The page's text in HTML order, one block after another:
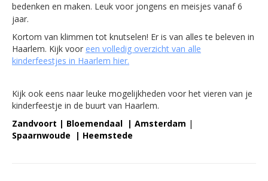
bedenken en maken. Leuk voor jongens en meisjes vanaf 6
jaar.
Kortom van klimmen tot knutselen! Er is van alles te beleven in
Haarlem. Kijk voor een volledig overzicht van alle
kinderfeestjes in Haarlem hier.
Kijk ook eens naar leuke mogelijkheden voor het vieren van je
kinderfeestje in de buurt van Haarlem.
Zandvoort | Bloemendaal | Amsterdam |
Spaarnwoude | Heemstede